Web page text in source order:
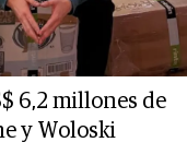
6,2 millones de
y Woloski